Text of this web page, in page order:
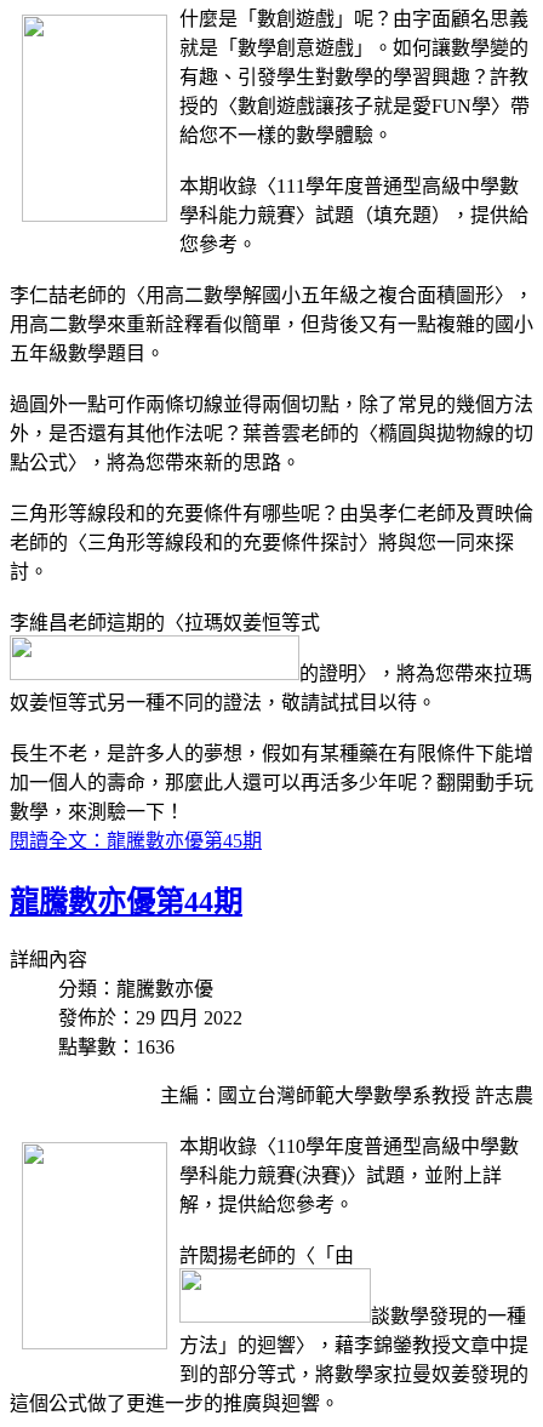
什麼是「數創遊戲」呢？由字面顧名思義
就是「數學創意遊戲」。如何讓數學變的
有趣、引發學生對數學的學習興趣？許教
授的〈數創遊戲讓孩子就是愛FUN學〉帶
給您不一樣的數學體驗。
本期收錄〈111學年度普通型高級中學數
學科能力競賽〉試題（填充題），提供給
您參考。
李仁喆老師的〈用高二數學解國小五年級之複合面積圖形〉，
用高二數學來重新詮釋看似簡單，但背後又有一點複雜的國小
五年級數學題目。
過圓外一點可作兩條切線並得兩個切點，除了常見的幾個方法
外，是否還有其他作法呢？葉善雲老師的〈橢圓與拋物線的切
點公式〉，將為您帶來新的思路。
三角形等線段和的充要條件有哪些呢？由吳孝仁老師及賈映倫
老師的〈三角形等線段和的充要條件探討〉將與您一同來探
討。
李維昌老師這期的〈拉瑪奴姜恒等式
的證明〉，將為您帶來拉瑪
奴姜恒等式另一種不同的證法，敬請試拭目以待。
長生不老，是許多人的夢想，假如有某種藥在有限條件下能增
加一個人的壽命，那麼此人還可以再活多少年呢？翻開動手玩
數學，來測驗一下！
閱讀全文：龍騰數亦優第45期
龍騰數亦優第44期
詳細內容
分類：龍騰數亦優
發佈於：29 四月 2022
點擊數：1636
主編：國立台灣師範大學數學系教授 許志農
本期收錄〈110學年度普通型高級中學數
學科能力競賽(決賽)〉試題，並附上詳
解，提供給您參考。
許閎揚老師的〈「由
談數學發現的一種
方法」的迴響〉，藉李錦鎣教授文章中提
到的部分等式，將數學家拉曼奴姜發現的
這個公式做了更進一步的推廣與迴響。